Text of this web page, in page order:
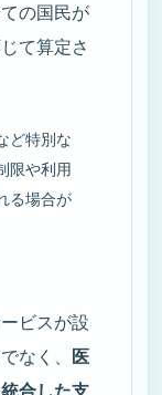
の国民が
て算定さ
ど特別な
限や利用
る場合が
ビスが設
なく、
医
合した支